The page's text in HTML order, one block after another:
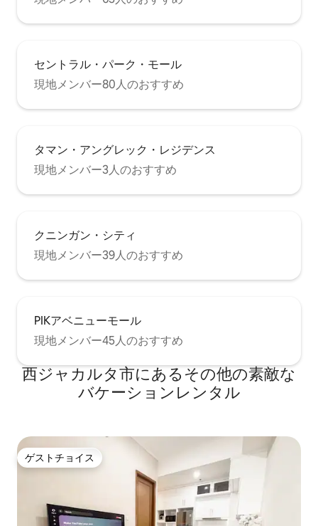
セントラル・パーク・モール
現地メンバー80人のおすすめ
タマン・アングレック・レジデンス
現地メンバー3人のおすすめ
クニンガン・シティ
現地メンバー39人のおすすめ
PIKアベニューモール
現地メンバー45人のおすすめ
西ジャカルタ市にあるその他の素敵な
バケーションレンタル
ゲストチョイス
ゲストチョイス